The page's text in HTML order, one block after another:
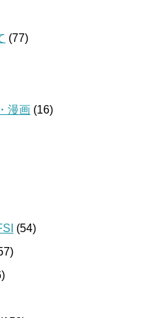
(77)
漫画 (16)
(54)